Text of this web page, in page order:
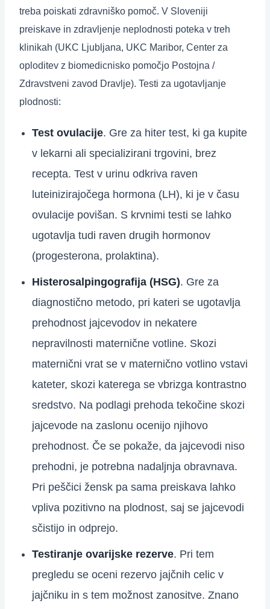
treba poiskati zdravniško pomoč. V Sloveniji
preiskave in zdravljenje neplodnosti poteka v treh
klinikah (UKC Ljubljana, UKC Maribor, Center za
oploditev z biomedicnisko pomočjo Postojna /
Zdravstveni zavod Dravlje). Testi za ugotavljanje
plodnosti:
Test ovulacije. Gre za hiter test, ki ga kupite
v lekarni ali specializirani trgovini, brez
recepta. Test v urinu odkriva raven
luteinizirajočega hormona (LH), ki je v času
ovulacije povišan. S krvnimi testi se lahko
ugotavlja tudi raven drugih hormonov
(progesterona, prolaktina).
Histerosalpingografija (HSG). Gre za
diagnostično metodo, pri kateri se ugotavlja
prehodnost jajcevodov in nekatere
nepravilnosti maternične votline. Skozi
maternični vrat se v maternično votlino vstavi
kateter, skozi katerega se vbrizga kontrastno
sredstvo. Na podlagi prehoda tekočine skozi
jajcevode na zaslonu ocenijo njihovo
prehodnost. Če se pokaže, da jajcevodi niso
prehodni, je potrebna nadaljnja obravnava.
Pri peščici žensk pa sama preiskava lahko
vpliva pozitivno na plodnost, saj se jajcevodi
sčistijo in odprejo.
Testiranje ovarijske rezerve. Pri tem
pregledu se oceni rezervo jajčnih celic v
jajčniku in s tem možnost zanositve. Znano